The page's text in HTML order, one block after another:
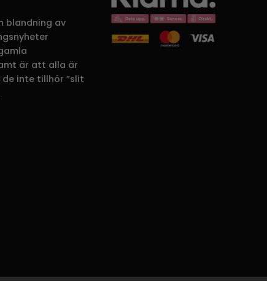
blandning av
är att alla är
inte tillhör ”slit